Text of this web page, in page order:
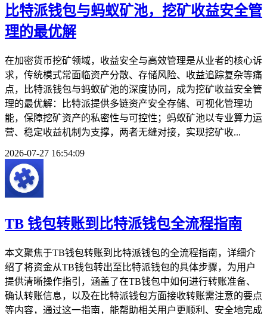
比特派钱包与蚂蚁矿池，挖矿收益安全管
理的最优解
在加密货币挖矿领域，收益安全与高效管理是从业者的核心诉
求，传统模式常面临资产分散、存储风险、收益追踪复杂等痛
点，比特派钱包与蚂蚁矿池的深度协同，成为挖矿收益安全管
理的最优解：比特派提供多链资产安全存储、可视化管理功
能，保障挖矿资产的私密性与可控性；蚂蚁矿池以专业算力运
营、稳定收益机制为支撑，两者无缝对接，实现挖矿收...
2026-07-27 16:54:09
TB 钱包转账到比特派钱包全流程指南
本文聚焦于TB钱包转账到比特派钱包的全流程指南，详细介
绍了将资金从TB钱包转出至比特派钱包的具体步骤，为用户
提供清晰操作指引，涵盖了在TB钱包中如何进行转账准备、
确认转账信息，以及在比特派钱包方面接收转账需注意的要点
等内容，通过这一指南，能帮助相关用户更顺利、安全地完成